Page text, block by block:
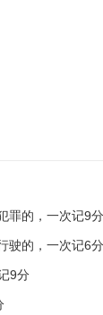
罪的，一次记9分
驶的，一次记6分
9分